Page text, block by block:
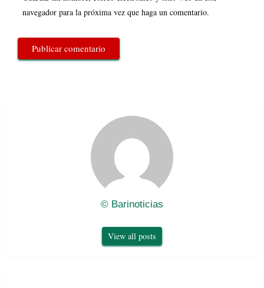
navegador para la próxima vez que haga un comentario.
© Barinoticias
View all posts